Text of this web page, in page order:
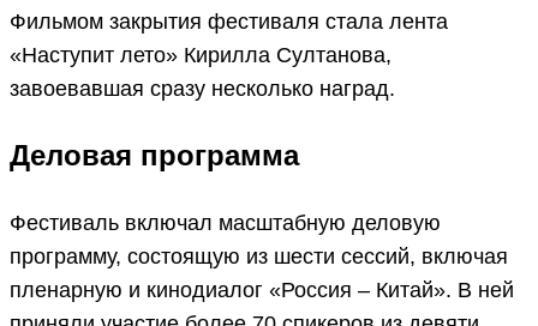
Фильмом закрытия фестиваля стала лента
«Наступит лето» Кирилла Султанова,
завоевавшая сразу несколько наград.
Деловая программа
Фестиваль включал масштабную деловую
программу, состоящую из шести сессий, включая
пленарную и кинодиалог «Россия – Китай». В ней